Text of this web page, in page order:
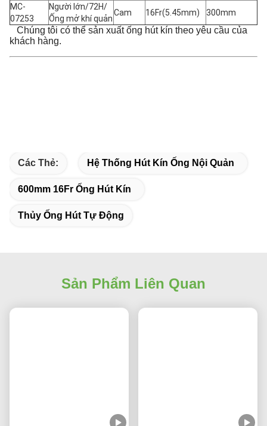
MC-
07253
Người lớn/72H/
Ống mở khí quản
Cam 16Fr(5.45mm) 300mm
Chúng tôi có thể sản xuất ống hút kín theo yêu cầu của
khách hàng.